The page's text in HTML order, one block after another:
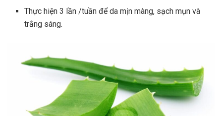
Thực hiện 3 lần /tuần để da mịn màng, sạch mụn và
trắng sáng.